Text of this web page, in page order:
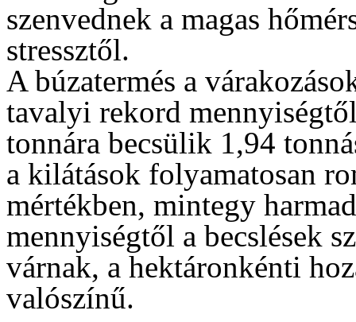
szenvednek a magas
stressztől.
A búzatermés a
tavalyi rekord
tonnára becsülik 1,94
a kilátások folyamatosan
mértékben, mintegy
mennyiségtől a becslések
várnak, a hektáronkénti
valószínű.